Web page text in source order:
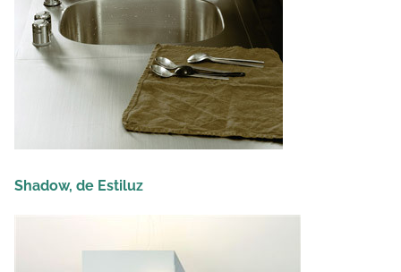
Shadow, de Estiluz